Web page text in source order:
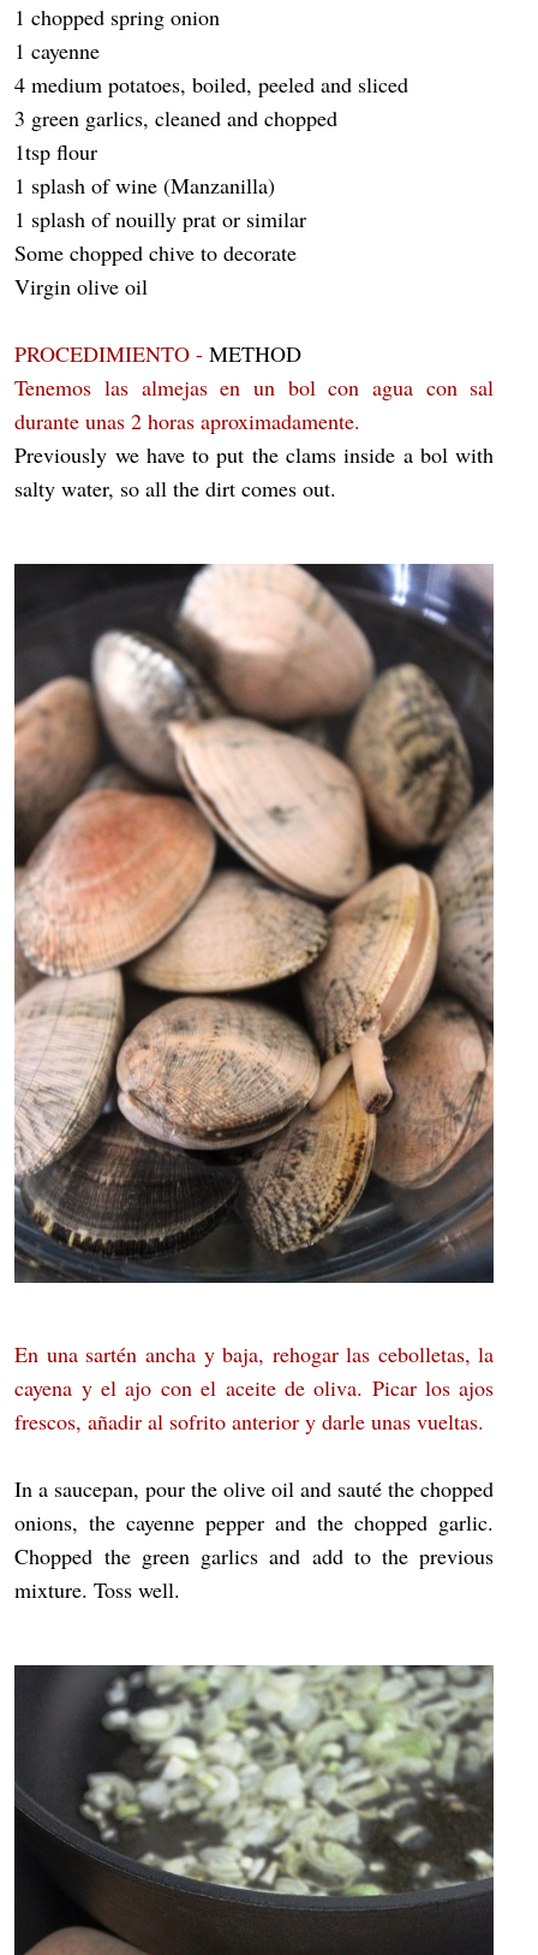
1 chopped spring onion
1 cayenne
4 medium potatoes, boiled, peeled and sliced
3 green garlics, cleaned and chopped
1tsp flour
1 splash of wine (Manzanilla)
1 splash of nouilly prat or similar
Some chopped chive to decorate
Virgin olive oil
PROCEDIMIENTO -METHOD
Tenemos las almejas en un bol con agua con sal
durante unas 2 horas aproximadamente.
Previously we have to put the clams inside a bol with
salty water, so all the dirt comes out.
En una sartén ancha y baja, rehogar las cebolletas, la
cayena y el ajo con el aceite de oliva. Picar los ajos
frescos, añadir al sofrito anterior y darle unas vueltas.
In a saucepan, pour the olive oil and sauté the chopped
onions, the cayenne pepper and the chopped garlic.
Chopped the green garlics and add to the previous
mixture. Toss well.